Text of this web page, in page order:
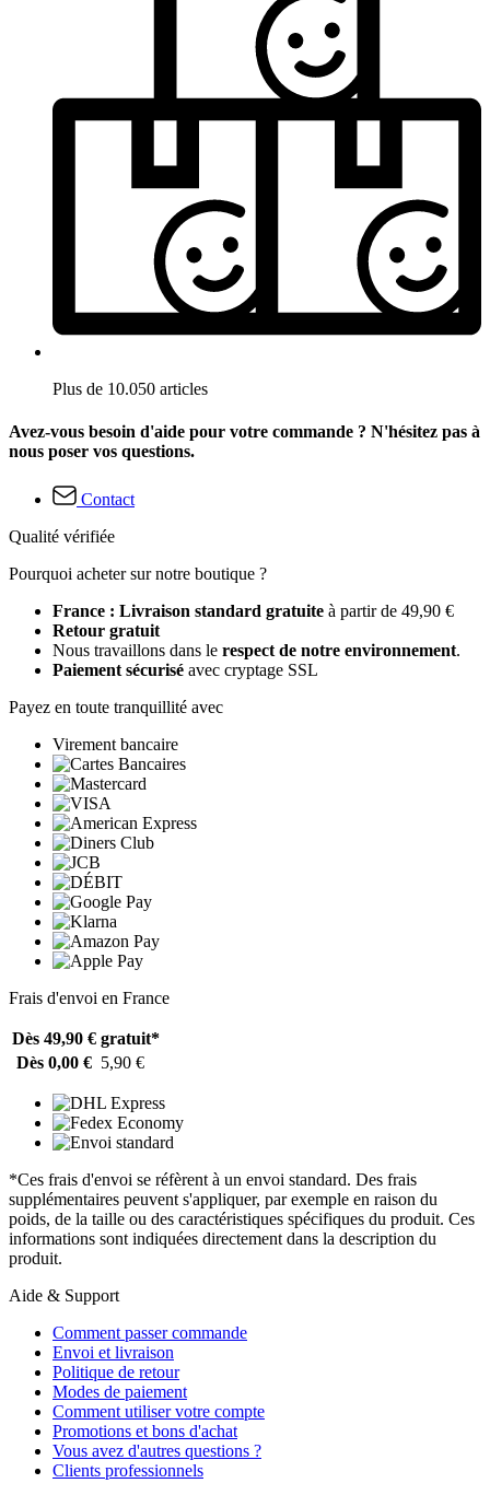
Plus de 10.050 articles
Avez-vous besoin d'aide pour votre commande ? N'hésitez pas à
nous poser vos questions.
Contact
Qualité vérifiée
Pourquoi acheter sur notre boutique ?
France : Livraison standard gratuite à partir de 49,90 €
Retour gratuit
Nous travaillons dans le respect de notre environnement.
Paiement sécurisé avec cryptage SSL
Payez en toute tranquillité avec
Virement bancaire
Frais d'envoi en France
Dès 49,90 € gratuit*
Dès 0,00 € 5,90 €
*Ces frais d'envoi se réfèrent à un envoi standard. Des frais
supplémentaires peuvent s'appliquer, par exemple en raison du
poids, de la taille ou des caractéristiques spécifiques du produit. Ces
informations sont indiquées directement dans la description du
produit.
Aide & Support
Comment passer commande
Envoi et livraison
Politique de retour
Modes de paiement
Comment utiliser votre compte
Promotions et bons d'achat
Vous avez d'autres questions ?
Clients professionnels